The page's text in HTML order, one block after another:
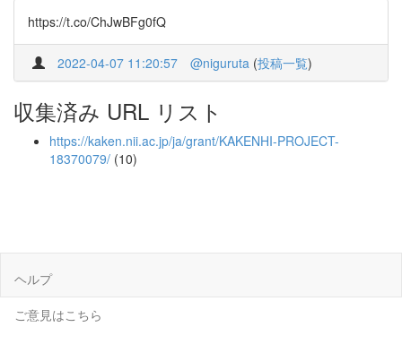
https://t.co/ChJwBFg0fQ
2022-04-07 11:20:57 @niguruta (投稿一覧)
収集済み URL リスト
https://kaken.nii.ac.jp/ja/grant/KAKENHI-PROJECT-
18370079/ (10)
ヘルプ
ご意見はこちら